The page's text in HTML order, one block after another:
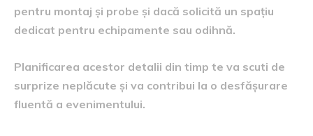
pentru montaj și probe și dacă solicită un spațiu
dedicat pentru echipamente sau odihnă.
Planificarea acestor detalii din timp te va scuti de
surprize neplăcute și va contribui la o desfășurare
fluentă a evenimentului.